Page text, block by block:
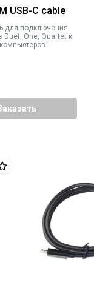
USB-C cable
для подключения
Duet, One, Quartet к
Duet, One, Quartet
Длина 2м,